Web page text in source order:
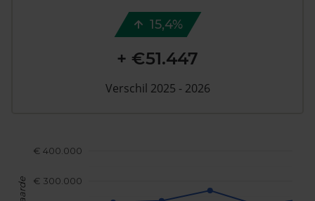
€ 300.000
€ 400.000
15,4%
+ €51.447
Verschil 2025 - 2026